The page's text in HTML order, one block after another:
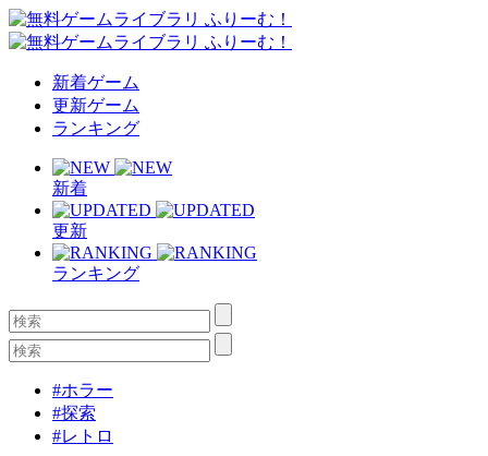
新着ゲーム
更新ゲーム
ランキング
新着
更新
ランキング
#ホラー
#探索
#レトロ